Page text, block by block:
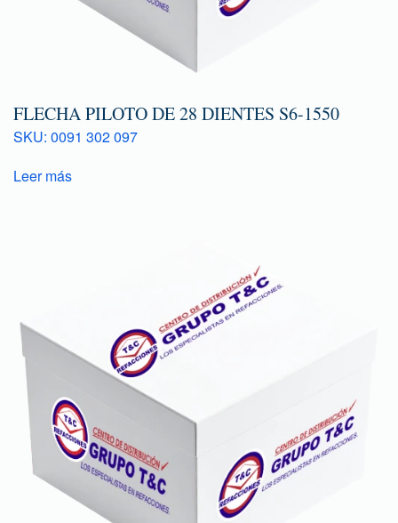
FLECHA PILOTO DE 28 DIENTES S6-1550
SKU: 0091 302 097
Leer más